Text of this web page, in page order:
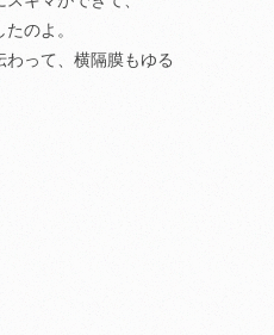
たのよ。
って、横隔膜もゆる